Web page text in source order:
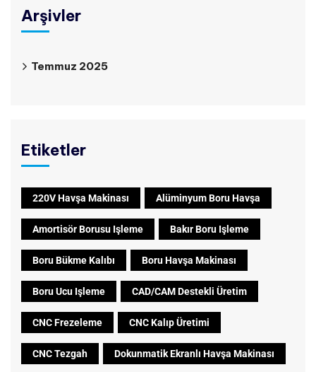
Arşivler
Temmuz 2025
Etiketler
220V Havşa Makinası Alüminyum Boru Havşa
Amortisör Borusu Işleme Bakır Boru Işleme
Boru Bükme Kalıbı Boru Havşa Makinası
Boru Ucu Işleme CAD/CAM Destekli Üretim
CNC Frezeleme CNC Kalıp Üretimi
CNC Tezgah Dokunmatik Ekranlı Havşa Makinası